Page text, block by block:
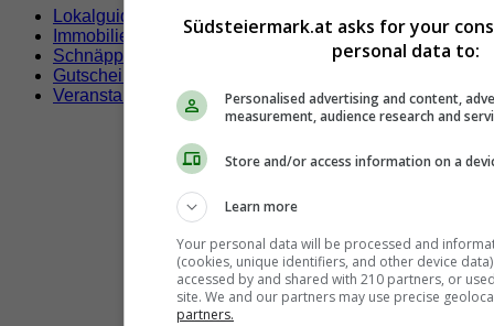
Lokalguide
Immobilien
Schnäppchen
Gutscheine & Rabatte
Veranstaltungen
Südsteiermark.at asks for your
personal data to:
Personalised advertising and content,
measurement, audience research and
Store and/or access information on a
Learn more
Your personal data will be processed and
(cookies, unique identifiers, and other device
accessed by and shared with 210 partners, or
site. We and our partners may use precise
partners.